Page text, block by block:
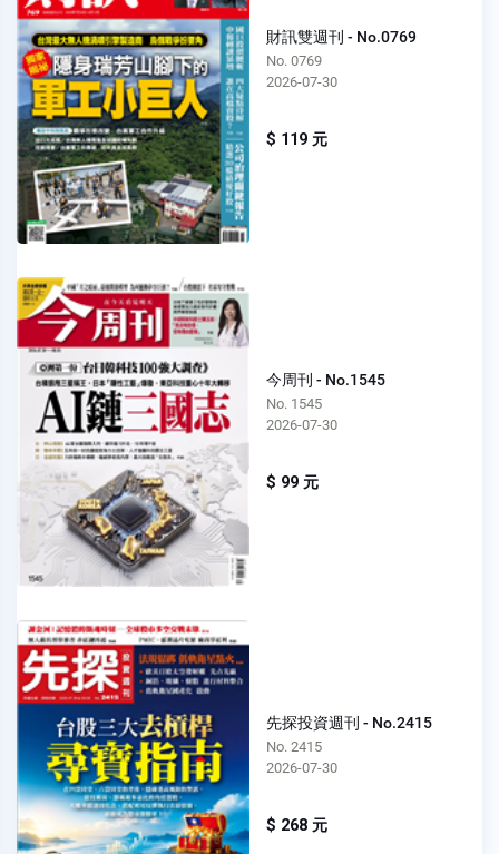
財訊雙週刊 - No.0769
No. 0769
2026-07-30
$ 119 元
今周刊 - No.1545
No. 1545
2026-07-30
$ 99 元
先探投資週刊 - No.2415
No. 2415
2026-07-30
$ 268 元